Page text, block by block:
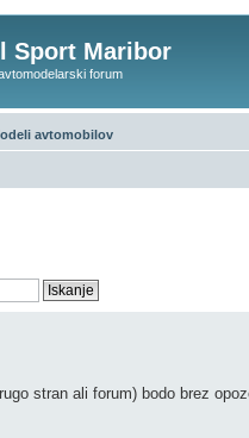
Sport Maribor
forum
avtomobilov
stran ali forum) bodo brez